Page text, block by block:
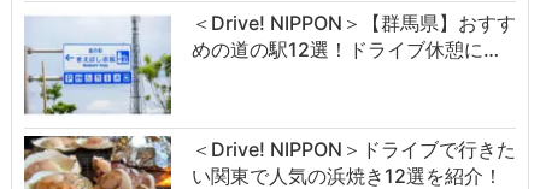
＜Drive! NIPPON＞【群馬県】おすす
めの道の駅12選！ドライブ休憩に…
＜Drive! NIPPON＞ドライブで行きた
い関東で人気の浜焼き12選を紹介！